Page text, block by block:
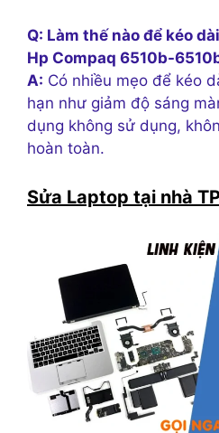
Q: Làm thế nào để kéo
Hp Compaq 6510b-
A: Có nhiều mẹo để kéo
hạn như giảm độ sáng
dụng không sử dụng,
hoàn toàn.
Sửa Laptop tại nhà